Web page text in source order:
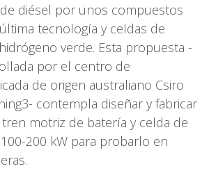
diésel por unos compuestos
tecnología y celdas de
verde. Esta propuesta -
por el centro de
de origen australiano Csiro
contempla diseñar y fabricar
motriz de batería y celda de
200 kW para probarlo en